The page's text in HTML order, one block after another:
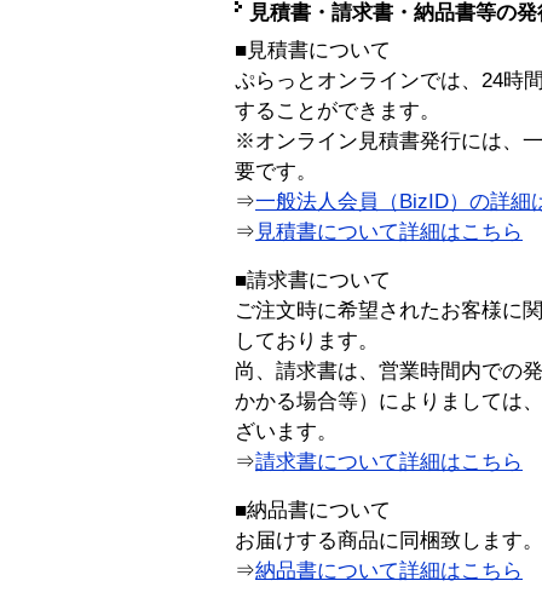
見積書・請求書・納品書等の
■見積書について
ぷらっとオンラインでは、24時
することができます。
※オンライン見積書発行には、
要です。
⇒一般法人会員（BizID）の詳細
⇒ 見積書について詳細はこちら
■請求書について
ご注文時に希望されたお客様に
しております。
尚、請求書は、営業時間内での
かかる場合等）によりましては
ざいます。
⇒請求書について詳細はこちら
■納品書について
お届けする商品に同梱致します。
⇒納品書について詳細はこちら